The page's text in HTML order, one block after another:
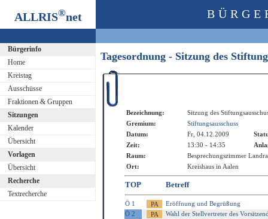
ALLRIS®net
Bürgerinfo
Home
Kreistag
Ausschüsse
Fraktionen & Gruppen
Sitzungen
Kalender
Übersicht
Vorlagen
Übersicht
Recherche
Textrecherche
Tagesordnung - Sitzung des
Bezeichnung:
Sitzung des
Gremium:
Stiftungsausschuss
Datum:
Fr, 04.12.2009
Zeit:
13:30 - 14:35
Raum:
Besprechungszimmer
Ort:
Kreishaus in Aalen
TOP Betreff
Ö 1
Eröffnung und Begrüßung
Ö 2
Wahl der Stellvertreter des